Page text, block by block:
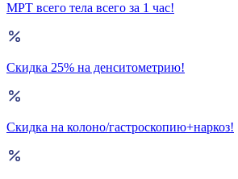
МРТ всего тела всего за 1 час!
Скидка 25% на денситометрию!
Скидка на колоно/гастроскопию+наркоз!